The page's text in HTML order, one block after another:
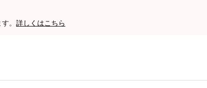
。 詳しくはこちら